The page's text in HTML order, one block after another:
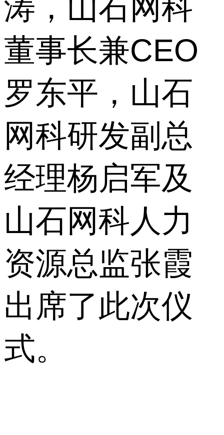
涛，山石网科
董事长兼CEO
罗东平，山石
网科研发副总
经理杨启军及
山石网科人力
资源总监张霞
出席了此次仪
式。